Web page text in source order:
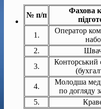
№ п/п
Фахова
1.
Оператор
2.
3.
Конторський
4.
Молодша
по догляду
5.